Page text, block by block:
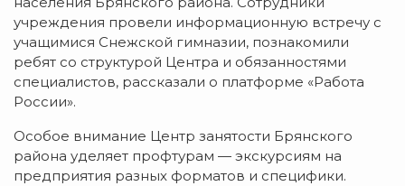
учреждения провели информационную встречу с
учащимися Снежской гимназии, познакомили
ребят со структурой Центра и обязанностями
специалистов, рассказали о платформе «Работа
России».
Особое внимание Центр занятости Брянского
района уделяет профтурам — экскурсиям на
предприятия разных форматов и специфики.